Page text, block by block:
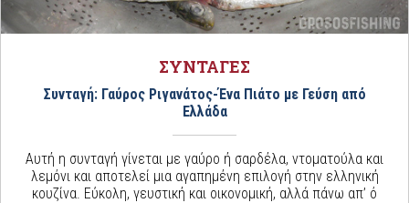
ΣΥΝΤΑΓΕΣ
Συνταγή: Γαύρος Ριγανάτος-Ένα Πιάτο με Γεύση από
Ελλάδα
Αυτή η συνταγή γίνεται με γαύρο ή σαρδέλα, ντοματούλα και
λεμόνι και αποτελεί μια αγαπημένη επιλογή στην ελληνική
κουζίνα. Εύκολη, γευστική και οικονομική, αλλά πάνω απ’ ό